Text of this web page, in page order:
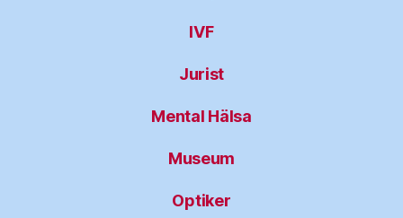
IVF
Jurist
Mental Hälsa
Museum
Optiker